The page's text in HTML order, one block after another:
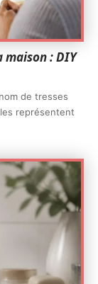
maison : DIY
de tresses
représentent